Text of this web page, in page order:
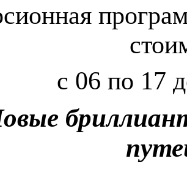
с 06 по 17